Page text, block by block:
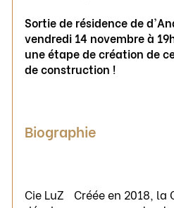
Sortie de résidence de
vendredi 14 novembre à
une étape de création de
de construction !
Biographie
Cie LuZ Créée en 2018, la